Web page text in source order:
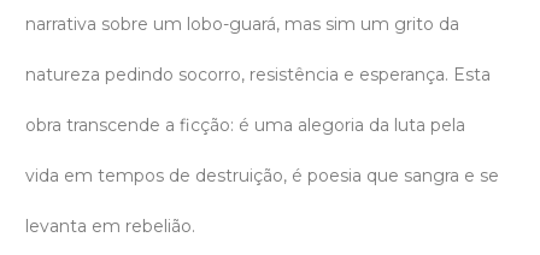
narrativa sobre um lobo-guará, mas sim um grito da
natureza pedindo socorro, resistência e esperança. Esta
obra transcende a ficção: é uma alegoria da luta pela
vida em tempos de destruição, é poesia que sangra e se
levanta em rebelião.